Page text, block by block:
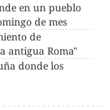
en un pueblo
de mes
de
antigua Roma"
donde los